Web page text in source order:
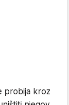
probija kroz